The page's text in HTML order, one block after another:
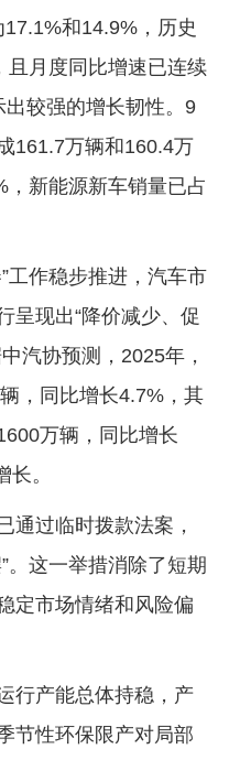
和14.9%，历史
且月度同比增速已连续
较强的增长韧性。9
161.7万辆和160.4万
新能源新车销量已占
工作稳步推进，汽车市
呈现出“降价减少、促
汽协预测，2025年，
，同比增长4.7%，其
万辆，同比增长
。
通过临时拨款法案，
。这一举措消除了短期
定市场情绪和风险偏
行产能总体持稳，产
节性环保限产对局部